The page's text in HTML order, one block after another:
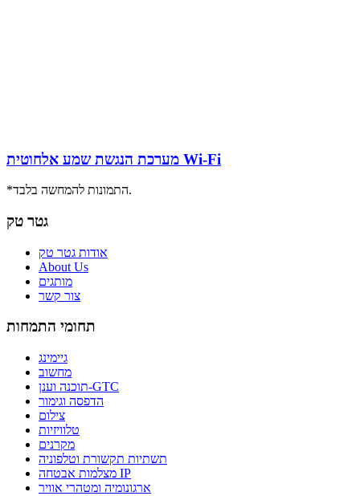
מערכת הנגשת שמע אלחוטית Wi-Fi
*התמונות להמחשה בלבד.
גטר טק
אודות גטר טק
About Us
מותגים
צור קשר
תחומי התמחות
גיימינג
מחשוב
תוכנה וענן-GTC
הדפסה וגימור
צילום
טלוויזיות
מקרנים
תשתיות תקשורת וטלפוניה
מצלמות אבטחה IP
ארגונומיה ומטהרי אוויר